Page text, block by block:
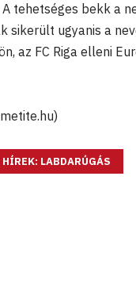
tehetséges bekk a
sikerült ugyanis a
az FC Riga elleni
LABDARÚGÁS